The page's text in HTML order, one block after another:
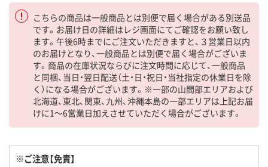
こちらの商品は一般商品とは別便で届く場合がある別送品
です。お届け日の詳細はレジ画面にてご確認をお願い致し
ます。午後6時までにご注文いただきますと、３営業日以内
のお届けとなり、一般商品とは別便で届く場合がございま
す。商品の在庫状況ならびに注文時間に応じて、一般商品
と同梱、当日・翌日配送（土・日・祝日・当社指定の休業日を除
く）になる場合がございます。※一部の山間部エリアおよび
北海道、東北、関東、九州、沖縄本島の一部エリアは上記お届
けに1～6営業日加えさせていただく場合がございます。
※ご注意【免責】